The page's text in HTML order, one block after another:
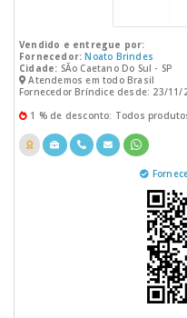
Vendido e entregue por:
Fornecedor: Noato Brindes
Cidade: SÃo Caetano Do Sul - SP
Atendemos em todo Brasil
Fornecedor Bríndice desde: 23/11/
1 % de desconto: Todos